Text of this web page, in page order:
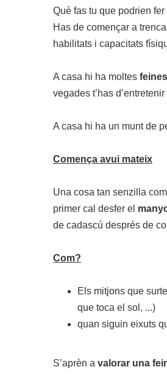
Què fas tu que podrien
Has de començar a
habilitats i capacitats
A casa hi ha moltes feines
vegades t’has
A casa hi ha un munt de
Comença avui mateix
Una cosa tan senzilla
primer cal desfer el
de cadascú després de
Com?
Els mitjons que
que toca el sol, ...)
quan siguin eixuts
S’aprèn a valorar una